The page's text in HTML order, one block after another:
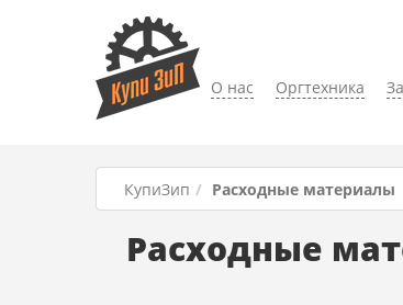
О нас Оргтехника
КупиЗип Расходные материалы
Расходные